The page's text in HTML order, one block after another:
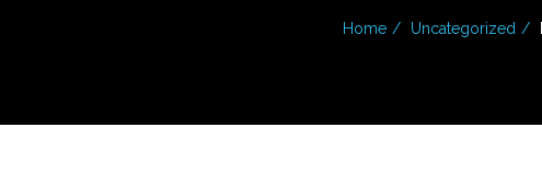
Home Uncategorized